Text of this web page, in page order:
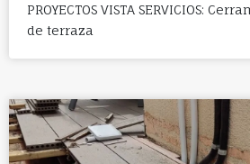
PROYECTOS VISTA SERVICIOS:
de terraza